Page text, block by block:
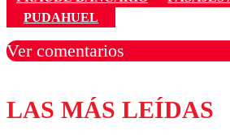
PUDAHUEL
Ver comentarios
Los comentarios son moderados
diálogo respetuoso.
LAS MÁS LEÍDAS